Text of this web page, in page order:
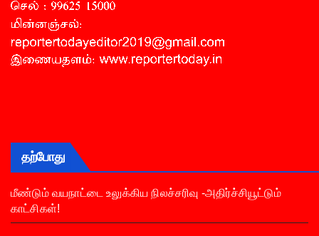
தற்போது
மீண்டும் வயநாட்டை உலுக்கிய நிலச்சரிவு -அதிர்ச்சியூட்டும்
காட்சிகள்!